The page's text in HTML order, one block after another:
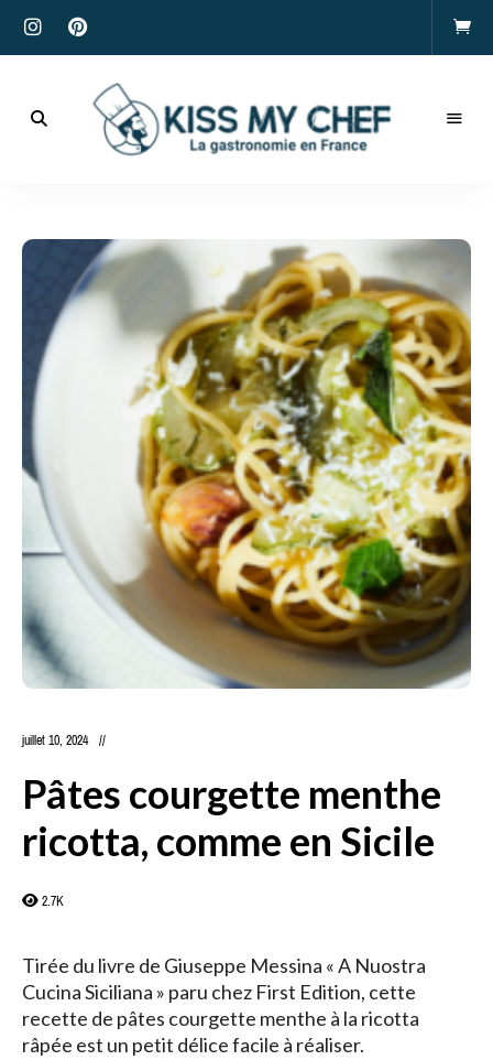
My
Chef
juillet 10, 2024
Pâtes courgette menthe
ricotta, comme en Sicile
2.7K
Tirée du livre de Giuseppe Messina « A Nuostra
Cucina Siciliana » paru chez First Edition, cette
recette de pâtes courgette menthe à la ricotta
râpée est un petit délice facile à réaliser.